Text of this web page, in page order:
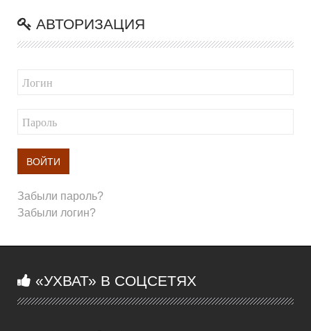
АВТОРИЗАЦИЯ
ВОЙТИ
Забыли пароль?
Забыли логин?
«УХВАТ» В СОЦСЕТЯХ